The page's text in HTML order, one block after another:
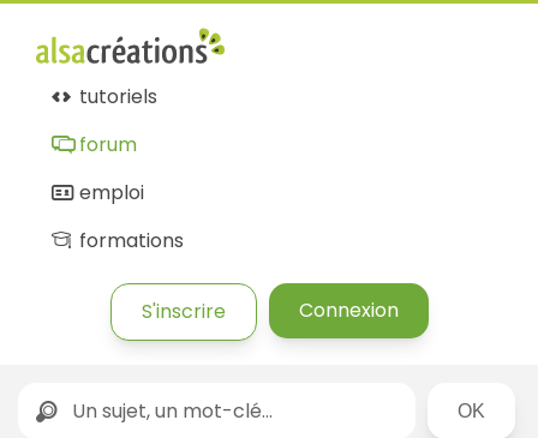
tutoriels
forum
emploi
formations
S'inscrire Connexion
Rechercher